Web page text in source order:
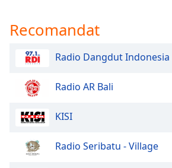
Background
Color
Recomandat
Radio Dangdut Indonesia
Radio AR Bali
KISI
Radio Seribatu - Village